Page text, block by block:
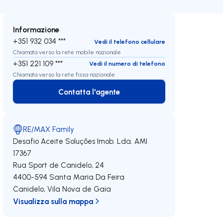
Informazione
+351 932 034 ***
Vedi il telefono cellulare
Chiamata verso la rete mobile nazionale
+351 221 109 ***
Vedi il numero di telefono
Chiamata verso la rete fissa nazionale
Contatta l'agente
Contatta l'agente
RE/MAX Family
Desafio Aceite Soluções Imob. Lda. AMI
17367
Rua Sport de Canidelo, 24
4400-594 Santa Maria Da Feira
Canidelo,Vila Nova de Gaia
Visualizza sulla mappa